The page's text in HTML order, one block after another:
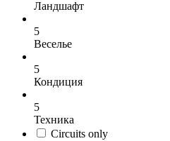
Ландшафт
5
Веселье
5
Кондиция
5
Техника
Circuits only